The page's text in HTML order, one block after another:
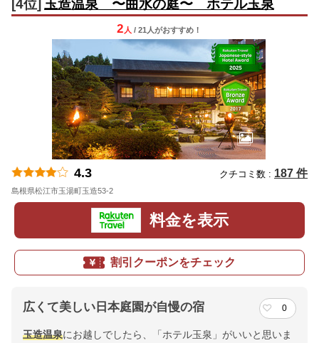
[4位] 玉造温泉 〜曲水の庭〜 ホテル玉泉
2 人 / 21人がおすすめ！
4.3 クチコミ数 : 187 件
島根県松江市玉湯町玉造53-2
料金を表示
割引クーポンをチェック
広くて美しい日本庭園が自慢の宿 0
玉造温泉にお越しでしたら、「ホテル玉泉」がいいと思いま